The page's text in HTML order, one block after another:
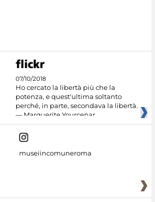
07/10/2018
Ho cercato la libertà più che la
potenza, e quest'ultima soltanto
perché, in parte, secondava la libertà.
— Marguerite Yourcenar
museiincomuneroma